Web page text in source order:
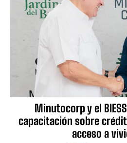
Minutocorp y el
capacitación sobre
acceso a